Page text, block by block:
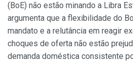
(BoE) não estão minando a Libra
argumenta que a flexibilidade do
mandato e a relutância em reagir
choques de oferta não estão
demanda doméstica consistente